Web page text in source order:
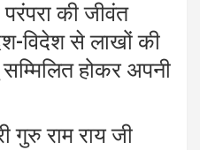
की जीवंत
विदेश से लाखों की
होकर अपनी
गुरु राम राय जी